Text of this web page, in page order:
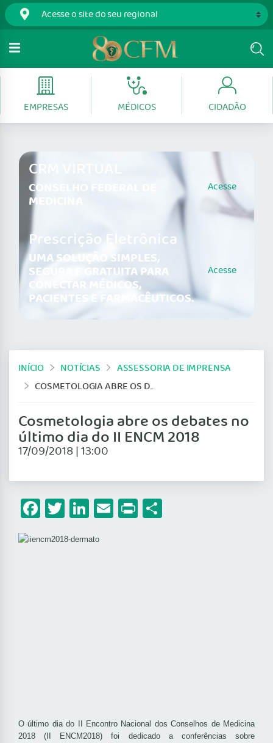
EMPRESAS MÉDICOS CIDADÃO
CRM VIRTUAL
CONSELHO FEDERAL DE
MEDICINA
Acesse
Prescrição Eletrônica
UMA SOLUÇÃO SIMPLES,
SEGURA E GRATUITA PARA
CONECTAR MÉDICOS,
PACIENTES E FARMACÊUTICOS.
Acesse
INÍCIO NOTÍCIAS
ASSESSORIA DE IMPRENSA
COSMETOLOGIA ABRE OS DEBATES NO ÚLTIMO DIA DO II ENCM 2018
Cosmetologia abre os debates no
último dia do II ENCM 2018
17/09/2018 | 13:00
Facebook
Twitter
LinkedIn
Email
Print
O último dia do II Encontro Nacional dos Conselhos de Medicina
2018 (II ENCM2018) foi dedicado a conferências sobre